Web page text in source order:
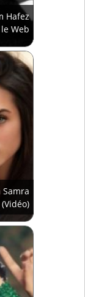
Hafez
Web
Samra